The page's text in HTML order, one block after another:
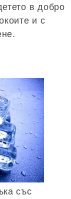
в добро
и с
със